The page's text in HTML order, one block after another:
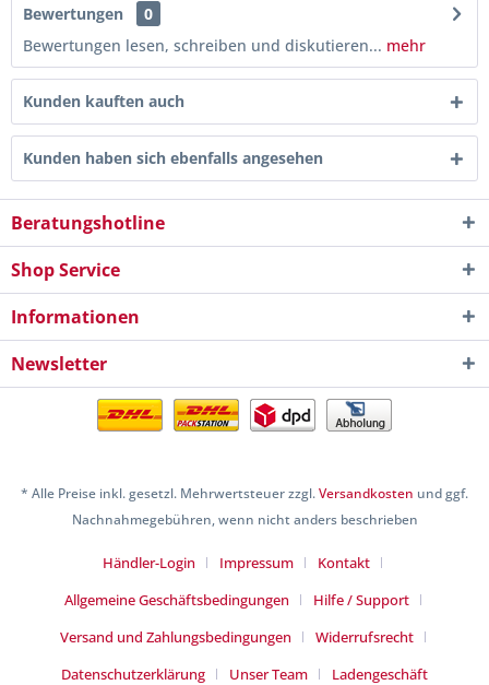
Bewertungen
0
Bewertungen lesen, schreiben und diskutieren... mehr
Kunden kauften auch
Kunden haben sich ebenfalls angesehen
Beratungshotline
Shop Service
Informationen
Newsletter
* Alle Preise inkl. gesetzl. Mehrwertsteuer zzgl.Versandkosten und ggf.
Nachnahmegebühren, wenn nicht anders beschrieben
Händler-Login Impressum
Kontakt
Allgemeine Geschäftsbedingungen
Hilfe / Support
Versand und Zahlungsbedingungen
Widerrufsrecht
Datenschutzerklärung
Unser Team Ladengeschäft